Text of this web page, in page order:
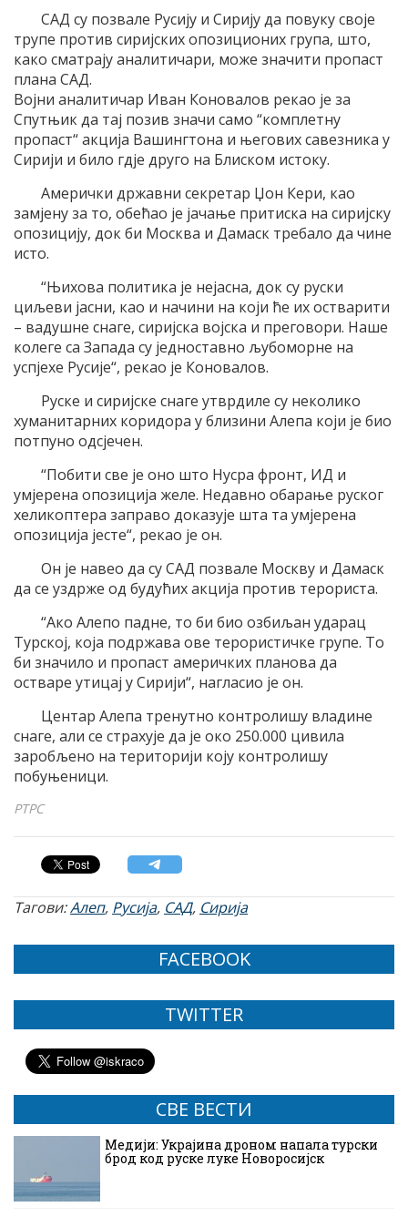
САД су позвале Русију и Сирију да повуку своје
трупе против сиријских опозиционих група, што,
како сматрају аналитичари, може значити пропаст
плана САД.
Војни аналитичар Иван Коновалов рекао је за
Спутњик да тај позив значи само “комплетну
пропаст“ акција Вашингтона и његових савезника у
Сирији и било гдје друго на Блиском истоку.
Амерички државни секретар Џон Кери, као
замјену за то, обећао је јачање притиска на сиријску
опозицију, док би Москва и Дамаск требало да чине
исто.
“Њихова политика је нејасна, док су руски
циљеви јасни, као и начини на који ће их остварити
– вадушне снаге, сиријска војска и преговори. Наше
колеге са Запада су једноставно љубоморне на
успјехе Русије“, рекао је Коновалов.
Руске и сиријске снаге утврдиле су неколико
хуманитарних коридора у близини Алепа који је био
потпуно одсјечен.
“Побити све је оно што Нусра фронт, ИД и
умјерена опозиција желе. Недавно обарање руског
хеликоптера заправо доказује шта та умјерена
опозиција јесте“, рекао је он.
Он је навео да су САД позвале Москву и Дамаск
да се уздрже од будућих акција против терориста.
“Ако Алепо падне, то би био озбиљан ударац
Турској, која подржава ове терористичке групе. То
би значило и пропаст америчких планова да
остваре утицај у Сирији“, нагласио је он.
Центар Алепа тренутно контролишу владине
снаге, али се страхује да је око 250.000 цивила
заробљено на територији коју контролишу
побуњеници.
РТРС
Тагови:Алеп, Русија, САД, Сирија
FACEBOOK
TWITTER
СВЕ ВЕСТИ
Медији: Украјина дроном напала турски
брод код руске луке Новоросијск